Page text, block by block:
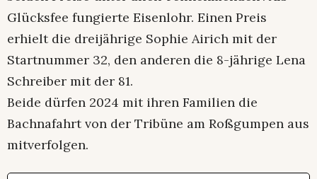
Glücksfee fungierte Eisenlohr. Einen Preis
erhielt die dreijährige Sophie Airich mit der
Startnummer 32, den anderen die 8-jährige Lena
Schreiber mit der 81.
Beide dürfen 2024 mit ihren Familien die
Bachnafahrt von der Tribüne am Roßgumpen aus
mitverfolgen.